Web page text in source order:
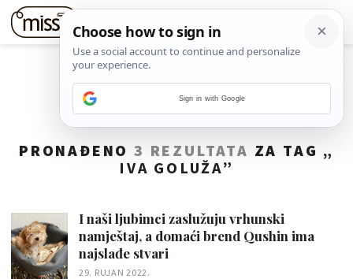
PRONAĐENO 3 REZULTATA ZA TAG „
IVA GOLUŽA”
I naši ljubimci zaslužuju vrhunski
namještaj, a domaći brend Qushin ima
najslađe stvari
29. RUJAN 2022.
Sign in with Google